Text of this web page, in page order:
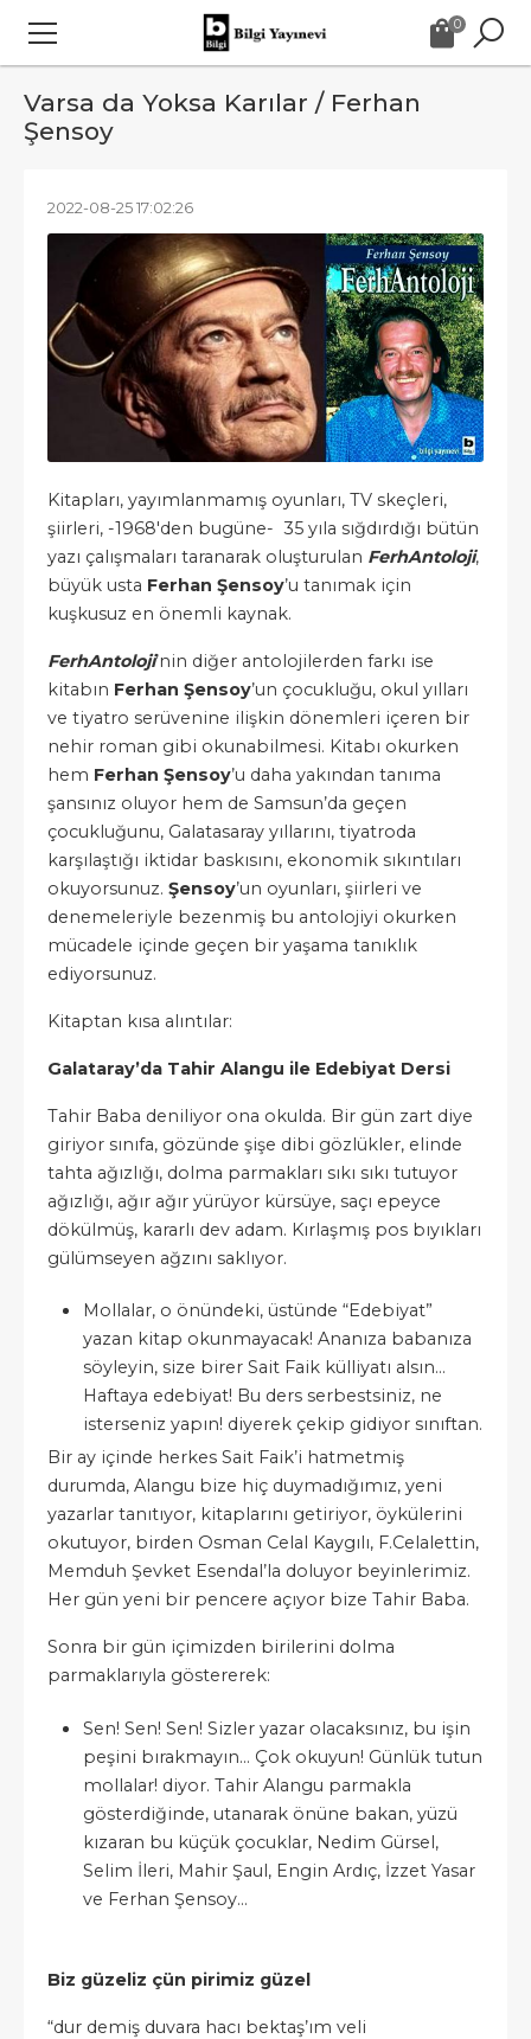
0
Varsa da Yoksa Karılar / Ferhan
Şensoy
2022-08-25 17:02:26
Kitapları, yayımlanmamış oyunları, TV skeçleri,
şiirleri, -1968'den bugüne- 35 yıla sığdırdığı bütün
yazı çalışmaları taranarak oluşturulan FerhAntoloji,
büyük usta Ferhan Şensoy’u tanımak için
kuşkusuz en önemli kaynak.
FerhAntoloji’nin diğer antolojilerden farkı ise
kitabın Ferhan Şensoy’un çocukluğu, okul yılları
ve tiyatro serüvenine ilişkin dönemleri içeren bir
nehir roman gibi okunabilmesi. Kitabı okurken
hem Ferhan Şensoy’u daha yakından tanıma
şansınız oluyor hem de Samsun’da geçen
çocukluğunu, Galatasaray yıllarını, tiyatroda
karşılaştığı iktidar baskısını, ekonomik sıkıntıları
okuyorsunuz. Şensoy’un oyunları, şiirleri ve
denemeleriyle bezenmiş bu antolojiyi okurken
mücadele içinde geçen bir yaşama tanıklık
ediyorsunuz.
Kitaptan kısa alıntılar:
Galataray’da Tahir Alangu ile Edebiyat Dersi
Tahir Baba deniliyor ona okulda. Bir gün zart diye
giriyor sınıfa, gözünde şişe dibi gözlükler, elinde
tahta ağızlığı, dolma parmakları sıkı sıkı tutuyor
ağızlığı, ağır ağır yürüyor kürsüye, saçı epeyce
dökülmüş, kararlı dev adam. Kırlaşmış pos bıyıkları
gülümseyen ağzını saklıyor.
Mollalar, o önündeki, üstünde “Edebiyat”
yazan kitap okunmayacak! Ananıza babanıza
söyleyin, size birer Sait Faik külliyatı alsın…
Haftaya edebiyat! Bu ders serbestsiniz, ne
isterseniz yapın! diyerek çekip gidiyor sınıftan.
Bir ay içinde herkes Sait Faik’i hatmetmiş
durumda, Alangu bize hiç duymadığımız, yeni
yazarlar tanıtıyor, kitaplarını getiriyor, öykülerini
okutuyor, birden Osman Celal Kaygılı, F.Celalettin,
Memduh Şevket Esendal’la doluyor beyinlerimiz.
Her gün yeni bir pencere açıyor bize Tahir Baba.
Sonra bir gün içimizden birilerini dolma
parmaklarıyla göstererek:
Sen! Sen! Sen! Sizler yazar olacaksınız, bu işin
peşini bırakmayın… Çok okuyun! Günlük tutun
mollalar! diyor. Tahir Alangu parmakla
gösterdiğinde, utanarak önüne bakan, yüzü
kızaran bu küçük çocuklar, Nedim Gürsel,
Selim İleri, Mahir Şaul, Engin Ardıç, İzzet Yasar
ve Ferhan Şensoy…
Biz güzeliz çün pirimiz güzel
“dur demiş duvara hacı bektaş’ım veli